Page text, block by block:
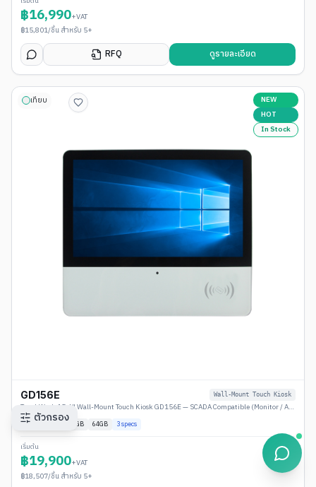
ตัวกรอง
฿16,990+VAT
฿15,801/ชิ้น สำหรับ 5+
RFQ ดูรายละเอียด
เทียบ
NEW
HOT
In Stock
GD156E Wall-Mount Touch Kiosk
TouchWork 15.6" Wall-Mount Touch Kiosk GD156E — SCADA Compatible (Monitor / Android / Windows)
Plug & Play GB 64GB 3specs
เริ่มต้น
฿19,900+VAT
฿18,507/ชิ้น สำหรับ 5+